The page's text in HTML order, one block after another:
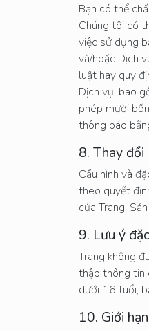
Bạn có thể
Chúng tôi có
việc sử dụng
và/hoặc Dịch
luật hay quy
Dịch vụ, bao
phép mười
thông báo
8. Thay đổi
Cấu hình và
theo quyết
của Trang,
9. Lưu ý
Trang không
thập thông tin
dưới 16 tuổi,
10. Giới